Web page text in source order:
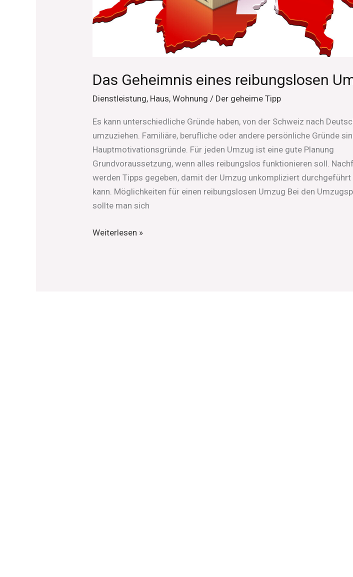
Das Geheimnis eines reibungslosen
Dienstleistung, Haus,Wohnung / Der geheime Tipp
Es kann unterschiedliche Gründe haben, von der Schweiz nach
umzuziehen. Familiäre, berufliche oder andere persönliche Gründe
Hauptmotivationsgründe. Für jeden Umzug ist eine gute Planung
Grundvoraussetzung, wenn alles reibungslos funktionieren soll.
werden Tipps gegeben, damit der Umzug unkompliziert durchgeführt
kann. Möglichkeiten für einen reibungslosen Umzug Bei den
sollte man sich
Weiterlesen »